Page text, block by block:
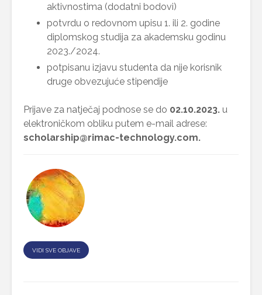
aktivnostima (dodatni bodovi)
potvrdu o redovnom upisu 1. ili 2. godine
diplomskog studija za akademsku godinu
2023./2024.
potpisanu izjavu studenta da nije korisnik
druge obvezujuće stipendije
Prijave za natječaj podnose se do 02.10.2023. u
elektroničkom obliku putem e-mail adrese:
scholarship@rimac-technology.com.
VIDI SVE OBJAVE